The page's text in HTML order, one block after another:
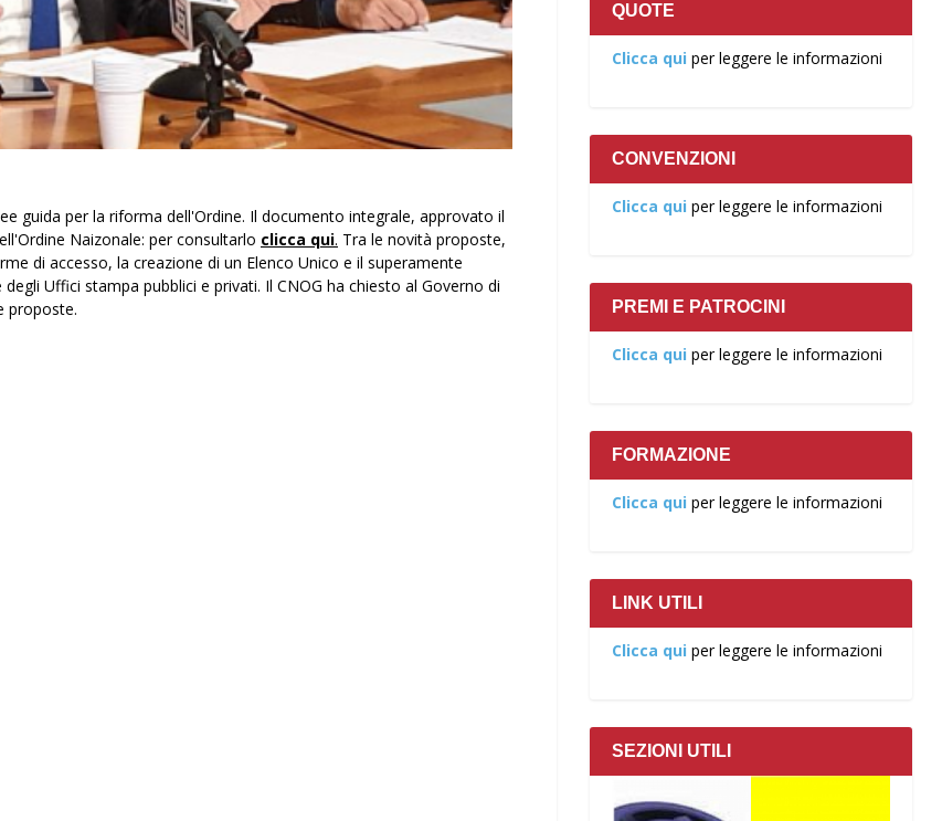
guida per la riforma dell'Ordine. Il documento integrale, approvato il
Naizonale: per consultarlo clicca qui. Tra le novità proposte,
di accesso, la creazione di un Elenco Unico e il superamente
Uffici stampa pubblici e privati. Il CNOG ha chiesto al Governo di
proposte.
QUOTE
Clicca qui per leggere le informazioni
CONVENZIONI
Clicca qui per leggere le informazioni
PREMI E PATROCINI
Clicca qui per leggere le informazioni
FORMAZIONE
Clicca qui per leggere le informazioni
LINK UTILI
Clicca qui per leggere le informazioni
SEZIONI UTILI